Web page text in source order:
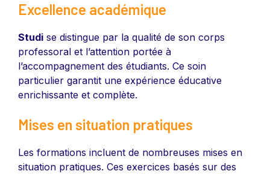
Excellence académique
Studi se distingue par la qualité de son corps
professoral et l’attention portée à
l’accompagnement des étudiants. Ce soin
particulier garantit une expérience éducative
enrichissante et complète.
Mises en situation pratiques
Les formations incluent de nombreuses mises en
situation pratiques. Ces exercices basés sur des